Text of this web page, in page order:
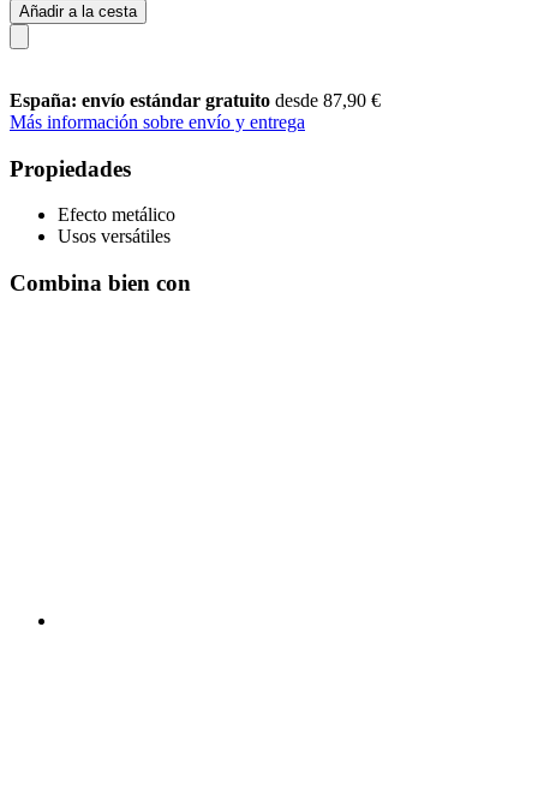
Añadir a la cesta
España: envío estándar gratuito desde 87,90 €
Más información sobre envío y entrega
Propiedades
Efecto metálico
Usos versátiles
Combina bien con